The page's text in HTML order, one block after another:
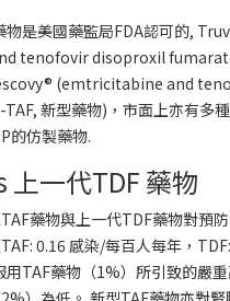
物是美國藥監局FDA認可的,
tenofovir disoproxil
(emtricitabine and
新型藥物)，市面上亦有多
的仿製藥物.
上一代TDF 藥物
藥物與上一代TDF藥物對預
0.16 感染/每百人每年，
用TAF藥物（1%）所引致的嚴